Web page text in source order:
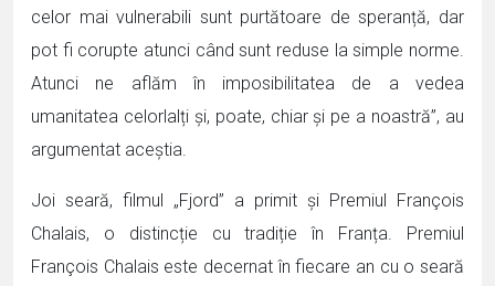
celor mai vulnerabili sunt purtătoare de speranță, dar
pot fi corupte atunci când sunt reduse la simple norme.
Atunci ne aflăm în imposibilitatea de a vedea
umanitatea celorlalți și, poate, chiar și pe a noastră”, au
argumentat aceștia.
Joi seară, filmul „Fjord” a primit și Premiul François
Chalais, o distincție cu tradiție în Franța. Premiul
François Chalais este decernat în fiecare an cu o seară